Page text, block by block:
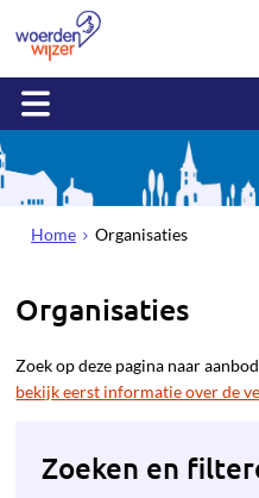
Home Organisaties
Organisaties
Zoek op deze pagina naar
bekijk eerst informatie over de
Zoeken en